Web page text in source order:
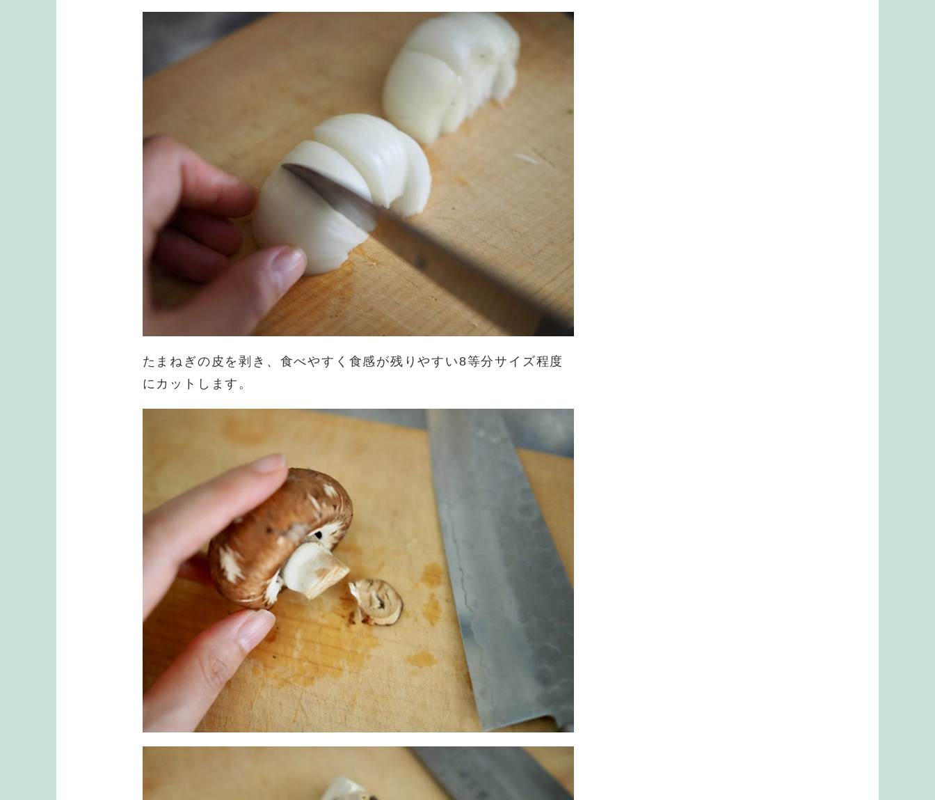
たまねぎの皮を剥き、食べやすく食感が残りやすい8等分サイズ程度
にカットします。